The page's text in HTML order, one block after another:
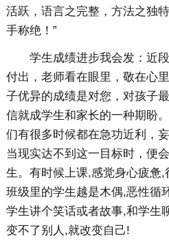
活跃，语言之完整，方法之独
手称绝！”
学生成绩进步我会发：近
付出，老师看在眼里，敬在心
子优异的成绩是对您，对孩子
信就成学生和家长的一种期盼
们有很多时候都在急功近利，
当现实达不到这一目标时，便
生。有时候上课,感觉身心疲惫
班级里的学生越是木偶,恶性循
学生讲个笑话或者故事,和学生
变不了别人,就改变自己!